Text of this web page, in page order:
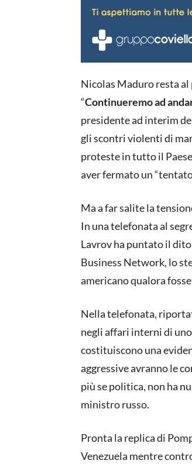
Nicolas Maduro resta al
“Continueremo ad
presidente ad interim
gli scontri violenti di
proteste in tutto il
aver fermato un “tentato
Ma a far salite la
In una telefonata al
Lavrov ha puntato il
Business Network, lo
americano qualora
Nella telefonata,
negli affari interni di
costituiscono una
aggressive avranno le
più se politica, non ha
ministro russo.
Pronta la replica di
Venezuela mentre